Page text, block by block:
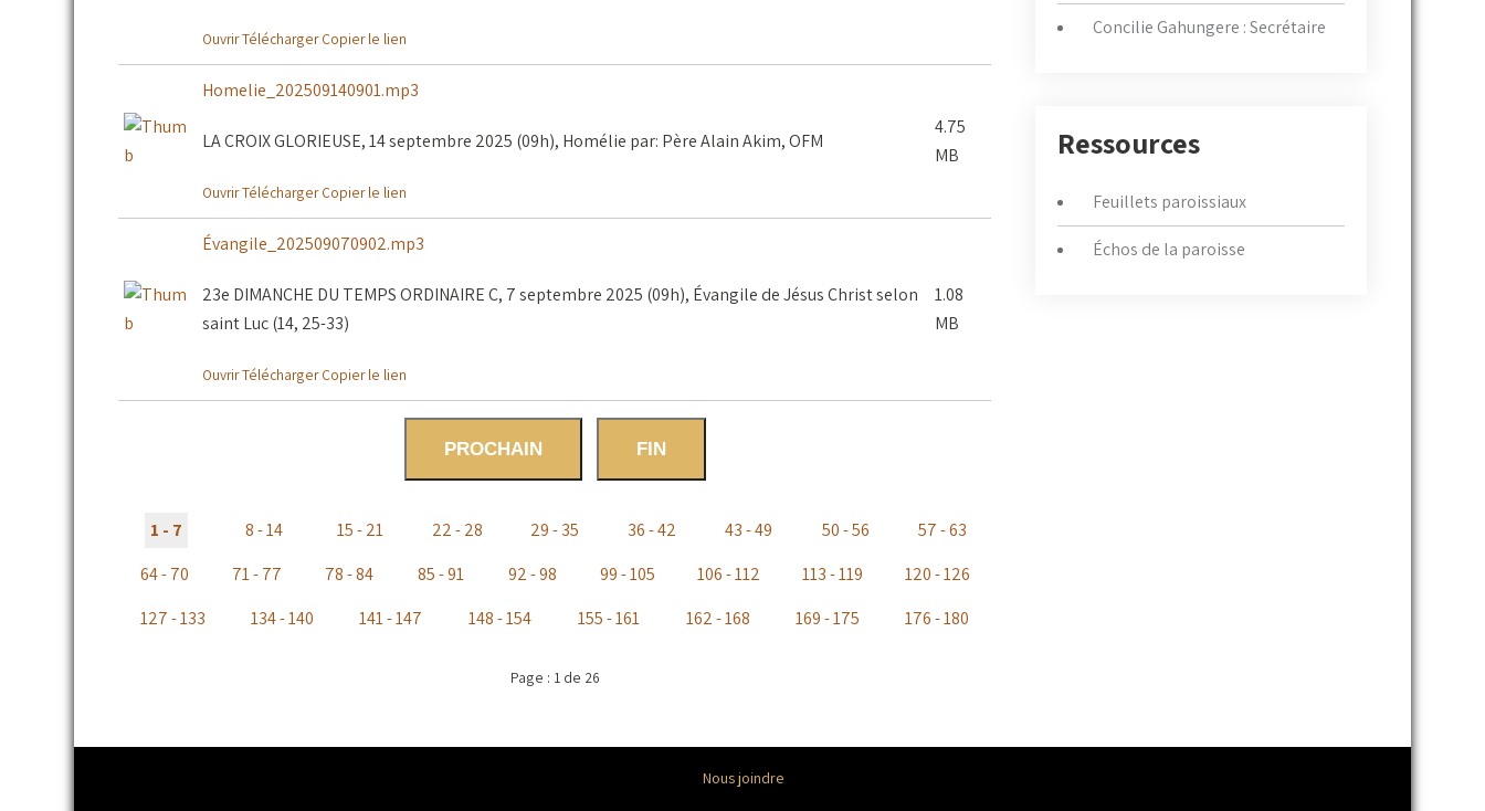
OuvrirTélécharger Copier le lien
Homelie_202509140901.mp3
LA CROIX GLORIEUSE, 14 septembre 2025 (09h), Homélie par: Père Alain Akim, OFM
OuvrirTélécharger Copier le lien
4.75
MB
Évangile_202509070902.mp3
23e DIMANCHE DU TEMPS ORDINAIRE C, 7 septembre 2025 (09h), Évangile de Jésus Christ selon
saint Luc (14, 25-33)
OuvrirTélécharger Copier le lien
1.08
MB
PROCHAIN FIN
1 - 7 8 - 14 15 - 21 22 - 28 29 - 35 36 - 42 43 - 49 50 - 56
57 - 63
64 - 70
71 - 77 78 - 84 85 - 91 92 - 98 99 - 105 106 - 112 113 - 119
120 - 126
127 - 133
134 - 140 141 - 147 148 - 154 155 - 161 162 - 168 169 - 175 176 - 180
Page : 1 de 26
Concilie Gahungere : Secrétaire
Ressources
Feuillets paroissiaux
Échos de la paroisse
Nous joindre